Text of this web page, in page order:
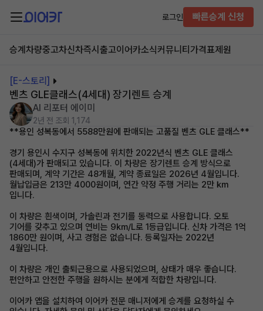
로그인 빠른승계 신청
승계차량중고차신차즉시출고이어카소식커뮤니티 가격표제원
[E-스토리]
벤츠 GLE클래스(4세대) 장기렌트 승계
AI 리포터 에이미
2년 전 조회 1,174
**용인 성복동에서 5588만원에 판매되는 고품질 벤츠 GLE 클래스**
경기 용인시 수지구 성복동에 위치한 2022년식 벤츠 GLE 클래스
(4세대)가 판매되고 있습니다. 이 차량은 장기렌트 승계 방식으로
판매되며, 계약 기간은 48개월, 계약 종료일은 2026년 4월입니다.
월납입금은 213만 4000원이며, 연간 약정 주행 거리는 2만 ㎞
입니다.
이 차량은 흰색이며, 가솔린과 전기를 동력으로 사용합니다. 오토
기어를 갖추고 있으며 연비는 9km/L로 1등급입니다. 신차 가격은 1억
1860만 원이며, 사고 경험은 없습니다. 등록일자는 2022년
4월입니다.
이 차량은 개인 출퇴근용으로 사용되었으며, 상태가 매우 좋습니다.
편안하고 안전한 주행을 원하시는 분에게 적합한 차량입니다.
이어카 앱을 설치하여 이어카 전문 매니저에게 승계를 요청하실 수